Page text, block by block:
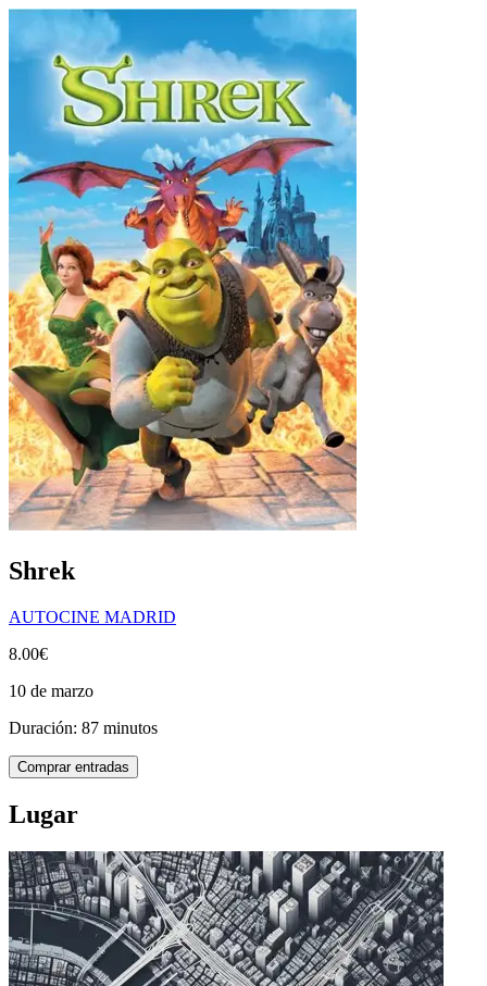
Shrek
AUTOCINE MADRID
8.00€
10 de marzo
Duración: 87 minutos
Comprar entradas
Lugar